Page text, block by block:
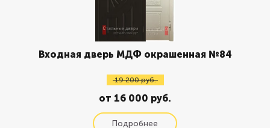
Входная дверь МДФ окрашенная №84
19 200 руб.
от 16 000 руб.